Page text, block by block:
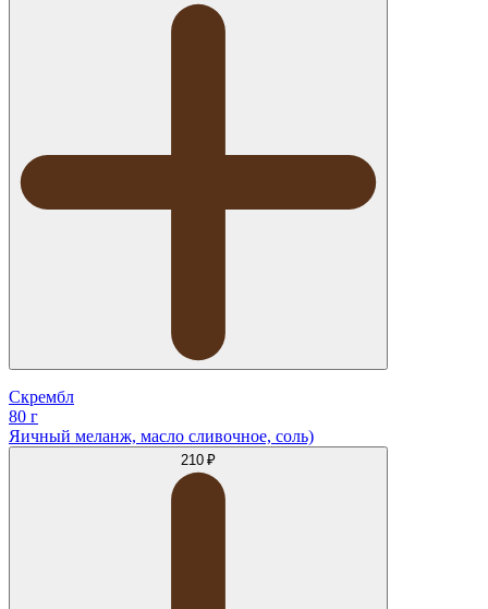
Скрембл
80 г
Яичный меланж, масло сливочное, соль)
210 ₽